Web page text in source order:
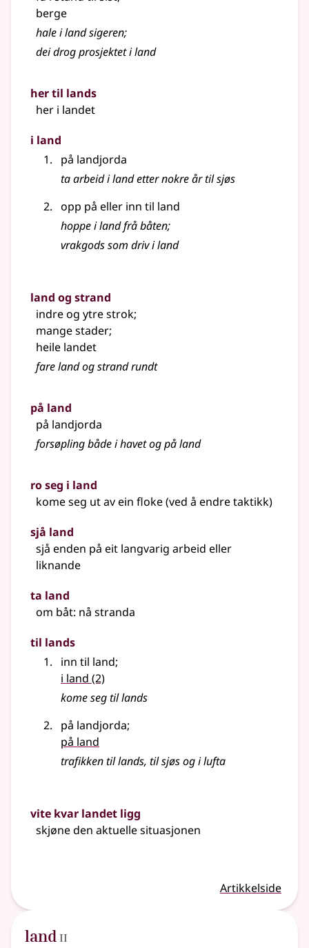
berge
hale i land sigeren;
dei drog prosjektet i land
her til lands
her i landet
i land
på landjorda
ta arbeid i land etter nokre år til sjøs
opp på eller inn til land
hoppe i land frå båten;
vrakgods som driv i land
land og strand
indre og ytre strok;
mange stader;
heile landet
fare land og strand rundt
på land
på landjorda
forsøpling både i havet og på land
ro seg i land
kome seg ut av ein floke (ved å endre taktikk)
sjå land
sjå enden på eit langvarig arbeid eller
liknande
ta land
om båt: nå stranda
til lands
inn til land;
i land (2)
kome seg til lands
på landjorda;
på land
trafikken til lands, til sjøs og i lufta
vite kvar landet ligg
skjøne den aktuelle situasjonen
Artikkelside
land 2
II